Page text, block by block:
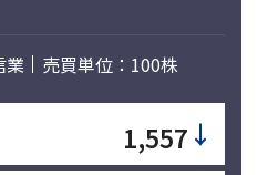
業 売買単位：100株
1,557 ↓